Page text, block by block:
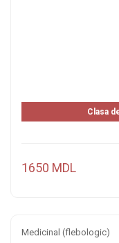
Clasa
1650 MDL
Medicinal (flebologic)